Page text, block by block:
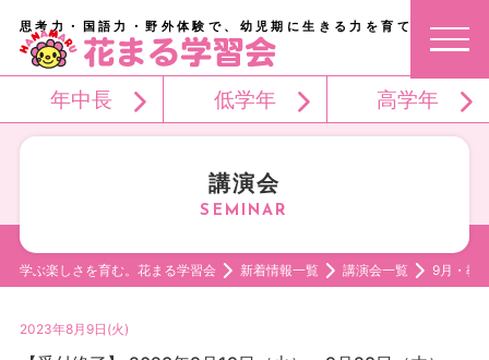
思考力・国語力・野外体験で、幼児期に生きる力を育てる。
年中長 低学年 高学年
講演会
学ぶ楽しさを育む。花まる学習会 新着情報一覧 講演会一覧 9月・教
2023年8月9日(火)